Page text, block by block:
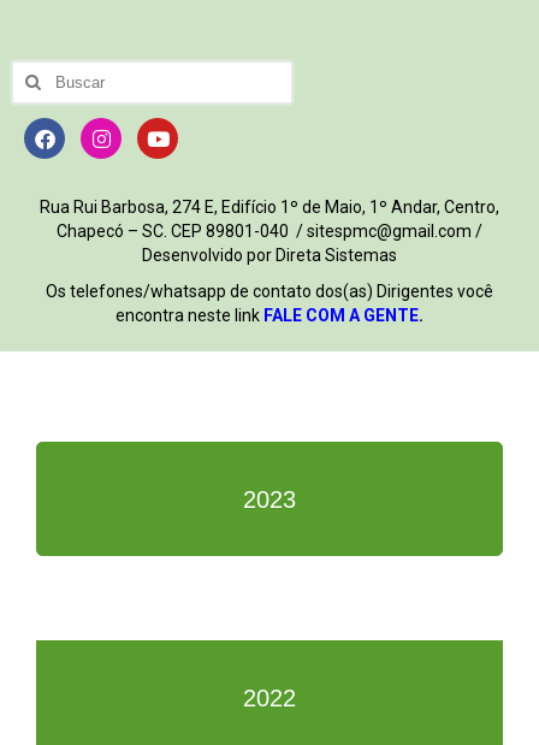
Rua Rui Barbosa, 274 E, Edifício 1º de Maio, 1º Andar, Centro,
Chapecó – SC. CEP 89801-040 / sitespmc@gmail.com /
Desenvolvido por Direta Sistemas
Os telefones/whatsapp de contato dos(as) Dirigentes você
encontra neste link FALE COM A GENTE.
2023
2022